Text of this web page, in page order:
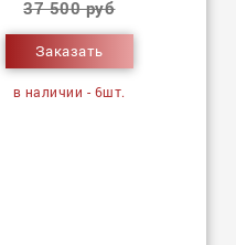
37 500 руб
Заказать
в наличии - 6шт.